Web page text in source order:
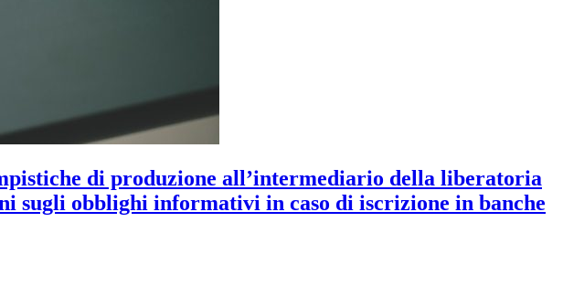
di produzione all’intermediario della liberatoria
sugli obblighi informativi in caso di iscrizione in banche